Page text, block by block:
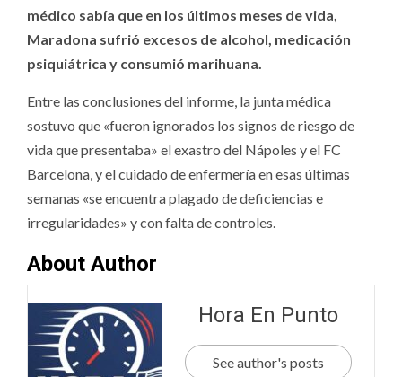
médico sabía que en los últimos meses de vida,
Maradona sufrió excesos de alcohol, medicación
psiquiátrica y consumió marihuana.
Entre las conclusiones del informe, la junta médica
sostuvo que «fueron ignorados los signos de riesgo de
vida que presentaba» el exastro del Nápoles y el FC
Barcelona, y el cuidado de enfermería en esas últimas
semanas «se encuentra plagado de deficiencias e
irregularidades» y con falta de controles.
About Author
Hora En Punto
See author's posts